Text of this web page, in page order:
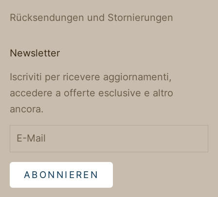
Rücksendungen und Stornierungen
Newsletter
Iscriviti per ricevere aggiornamenti,
accedere a offerte esclusive e altro
ancora.
ABONNIEREN